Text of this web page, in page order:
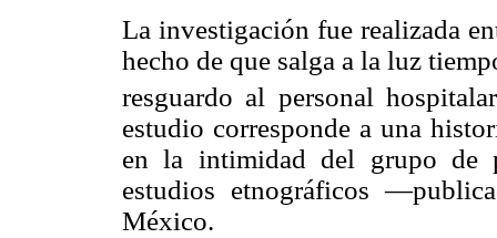
La investigación fue realizada
hecho de que salga a la luz
resguardo al personal
estudio corresponde a una
en la intimidad del grupo de
estudios etnográficos
México.